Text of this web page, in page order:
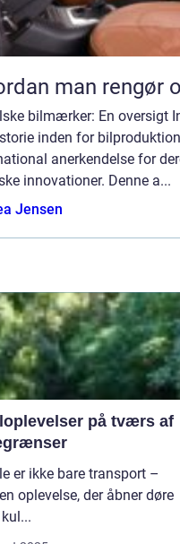
man rengør
bilmærker: En oversigt
inden for
anerkendelse for
innovationer. Denne a...
Jensen
på tværs af
er ikke bare transport –
oplevelse, der åbner døre